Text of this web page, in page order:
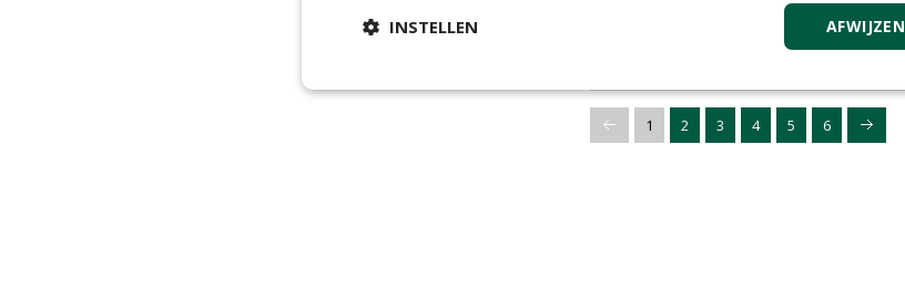
1 2 3 4 5 6
AFWIJZEN
INSTELLEN